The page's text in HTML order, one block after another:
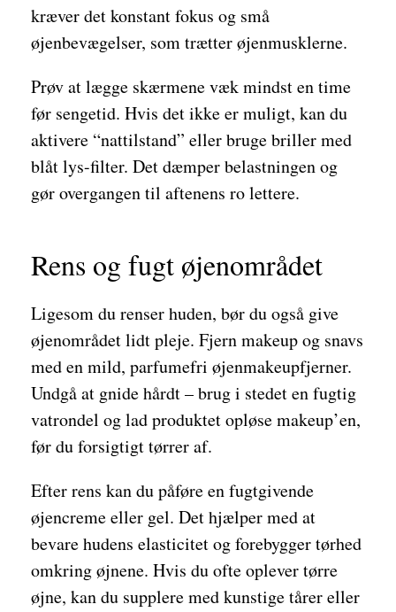
kræver det konstant fokus og små
øjenbevægelser, som trætter øjenmusklerne.
Prøv at lægge skærmene væk mindst en time
før sengetid. Hvis det ikke er muligt, kan du
aktivere “nattilstand” eller bruge briller med
blåt lys-filter. Det dæmper belastningen og
gør overgangen til aftenens ro lettere.
Rens og fugt øjenområdet
Ligesom du renser huden, bør du også give
øjenområdet lidt pleje. Fjern makeup og snavs
med en mild, parfumefri øjenmakeupfjerner.
Undgå at gnide hårdt – brug i stedet en fugtig
vatrondel og lad produktet opløse makeup’en,
før du forsigtigt tørrer af.
Efter rens kan du påføre en fugtgivende
øjencreme eller gel. Det hjælper med at
bevare hudens elasticitet og forebygger tørhed
omkring øjnene. Hvis du ofte oplever tørre
øjne, kan du supplere med kunstige tårer eller